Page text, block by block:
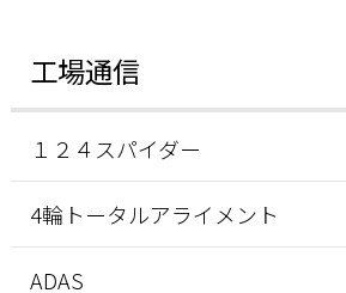
工場通信
１２４スパイダー
4輪トータルアライメント
ADAS